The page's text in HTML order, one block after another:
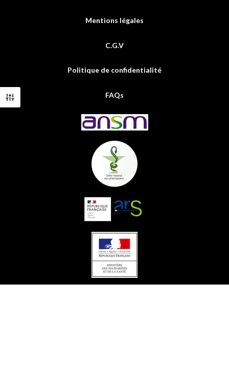
Mentions légales
C.G.V
Politique de confidentialité
FAQs